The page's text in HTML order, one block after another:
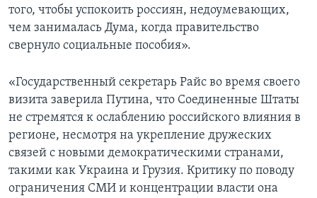
того, чтобы успокоить россиян, недоумевающих,
чем занималась Дума, когда правительство
свернуло социальные пособия».
«Государственный секретарь Райс во время своего
визита заверила Путина, что Соединенные Штаты
не стремятся к ослаблению российского влияния в
регионе, несмотря на укрепление дружеских
связей с новыми демократическими странами,
такими как Украина и Грузия. Критику по поводу
ограничения СМИ и концентрации власти она